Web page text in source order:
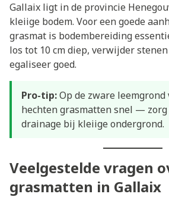
Gallaix ligt in de provincie
kleiige bodem. Voor een goede
grasmat is bodembereiding
los tot 10 cm diep, verwijder
egaliseer goed.
Pro-tip:Op de zware
hechten grasmatten snel — zorg
drainage bij kleiige ondergrond.
Veelgestelde vragen
grasmatten in Gallaix